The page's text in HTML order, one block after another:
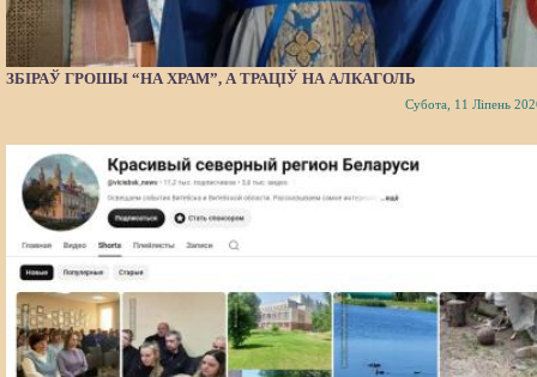
ЗБІРАЎ ГРОШЫ “НА ХРАМ”, А ТРАЦІЎ НА АЛКАГОЛЬ
Субота, 11 Ліпень